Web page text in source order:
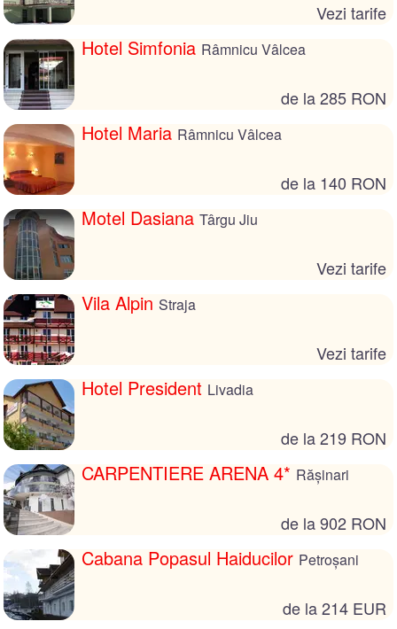
Vezi tarife
Hotel Simfonia Râmnicu Vâlcea
de la 285 RON
Hotel Maria Râmnicu Vâlcea
de la 140 RON
Motel Dasiana Târgu Jiu
Vezi tarife
Vila Alpin Straja
Vezi tarife
Hotel President Livadia
de la 219 RON
CARPENTIERE ARENA 4* Rășinari
de la 902 RON
Cabana Popasul Haiducilor Petroșani
de la 214 EUR